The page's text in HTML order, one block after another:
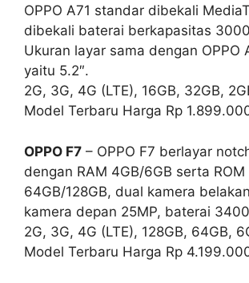
OPPO A71 standar dibekali
dibekali baterai berkapasitas
Ukuran layar sama dengan OPPO
yaitu 5.2″.
2G, 3G, 4G (LTE), 16GB, 32GB,
Model Terbaru Harga Rp
OPPO F7 – OPPO F7 berlayar
dengan RAM 4GB/6GB serta ROM
64GB/128GB, dual kamera
kamera depan 25MP, baterai
2G, 3G, 4G (LTE), 128GB, 64GB,
Model Terbaru Harga Rp